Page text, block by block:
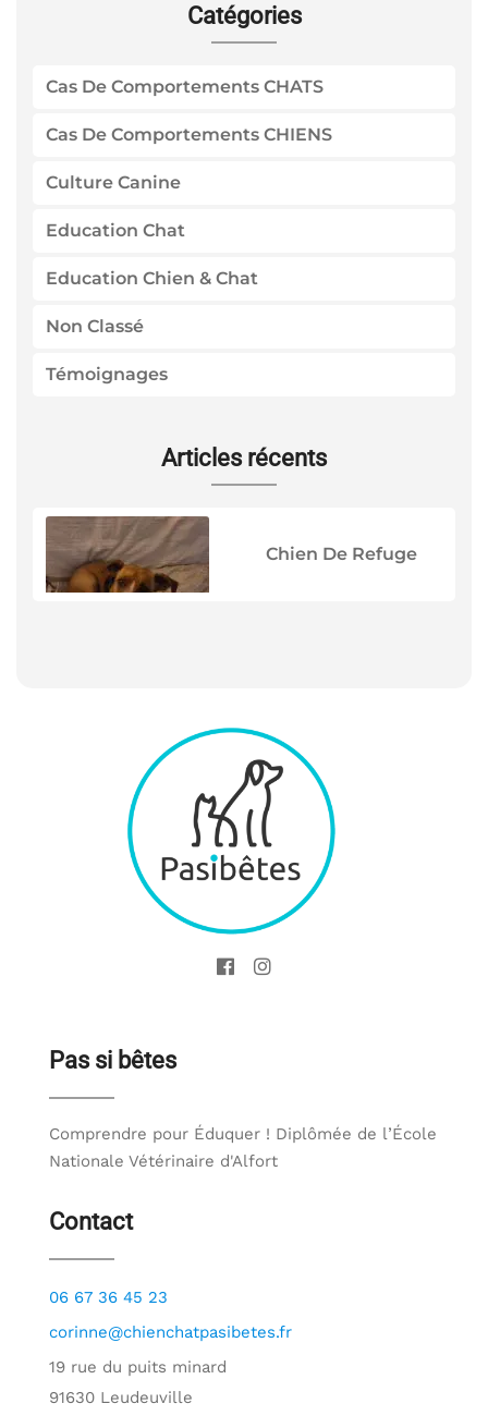
Catégories
Cas De Comportements CHATS
Cas De Comportements CHIENS
Culture Canine
Education Chat
Education Chien & Chat
Non Classé
Témoignages
Articles récents
Chien De Refuge
Pas si bêtes
Comprendre pour Éduquer ! Diplômée de l’École
Nationale Vétérinaire d'Alfort
Contact
06 67 36 45 23
corinne@chienchatpasibetes.fr
19 rue du puits minard
91630 Leudeuville